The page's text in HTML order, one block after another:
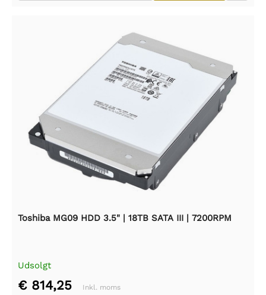
Toshiba MG09 HDD 3.5" | 18TB SATA III | 7200RPM
Udsolgt
€ 814,25 Inkl. moms